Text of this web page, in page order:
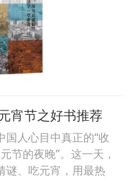
宵节之好书推荐
人心目中真正的“收
节的夜晚”。这一天，
谜、吃元宵，用最热